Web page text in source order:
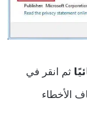
ثم انقر في
الأخطاء